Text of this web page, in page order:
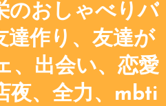
のおしゃべりバ
達作り、友達が
、出会い、恋愛
夜、全力、mbti